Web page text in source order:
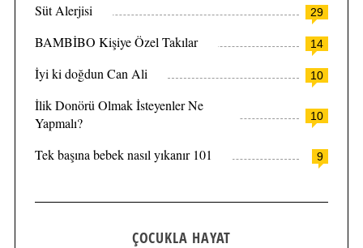
29
Süt Alerjisi
14
BAMBİBO Kişiye Özel Takılar
10
İyi ki doğdun Can Ali
10
İlik Donörü Olmak İsteyenler Ne
Yapmalı?
9
Tek başına bebek nasıl yıkanır 101
ÇOCUKLA HAYAT